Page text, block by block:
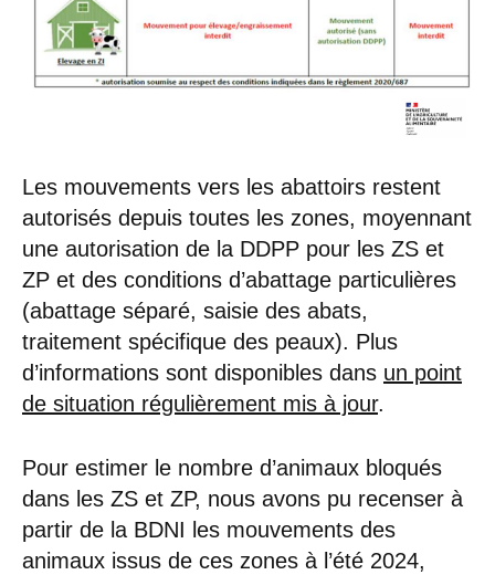
Les mouvements vers les abattoirs restent
autorisés depuis toutes les zones, moyennant
une autorisation de la DDPP pour les ZS et
ZP et des conditions d’abattage particulières
(abattage séparé, saisie des abats,
traitement spécifique des peaux). Plus
d’informations sont disponibles dans un point
de situation régulièrement mis à jour.
Pour estimer le nombre d’animaux bloqués
dans les ZS et ZP, nous avons pu recenser à
partir de la BDNI les mouvements des
animaux issus de ces zones à l’été 2024,